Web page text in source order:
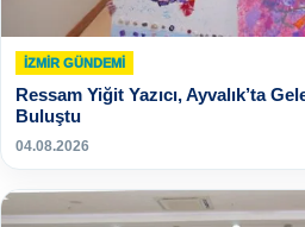
İZMIR GÜNDEMI
Ressam Yiğit Yazıcı, Ayvalık’ta
Buluştu
04.08.2026